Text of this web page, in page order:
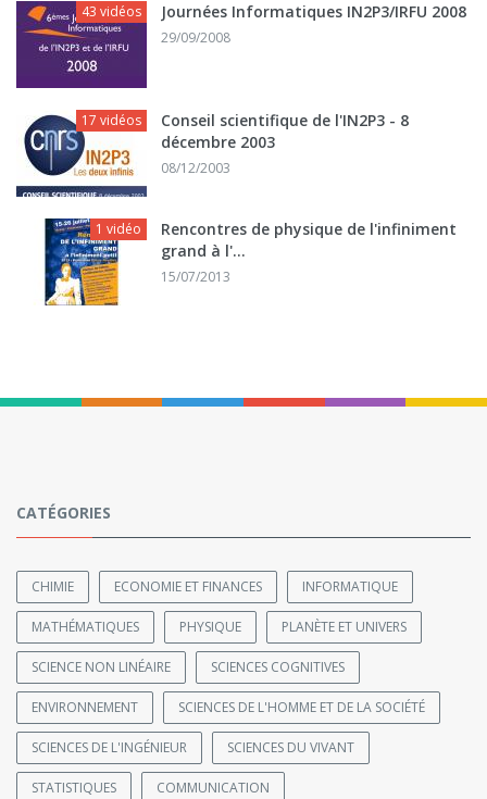
43 vidéos Journées Informatiques IN2P3/IRFU 2008
29/09/2008
17 vidéos
Conseil scientifique de l'IN2P3 - 8
décembre 2003
08/12/2003
1 vidéo
Rencontres de physique de l'infiniment
grand à l'...
15/07/2013
CATÉGORIES
CHIMIE ECONOMIE ET FINANCES INFORMATIQUE
MATHÉMATIQUES PHYSIQUE PLANÈTE ET UNIVERS
SCIENCE NON LINÉAIRE SCIENCES COGNITIVES
ENVIRONNEMENT SCIENCES DE L'HOMME ET DE LA SOCIÉTÉ
SCIENCES DE L'INGÉNIEUR SCIENCES DU VIVANT
STATISTIQUES COMMUNICATION